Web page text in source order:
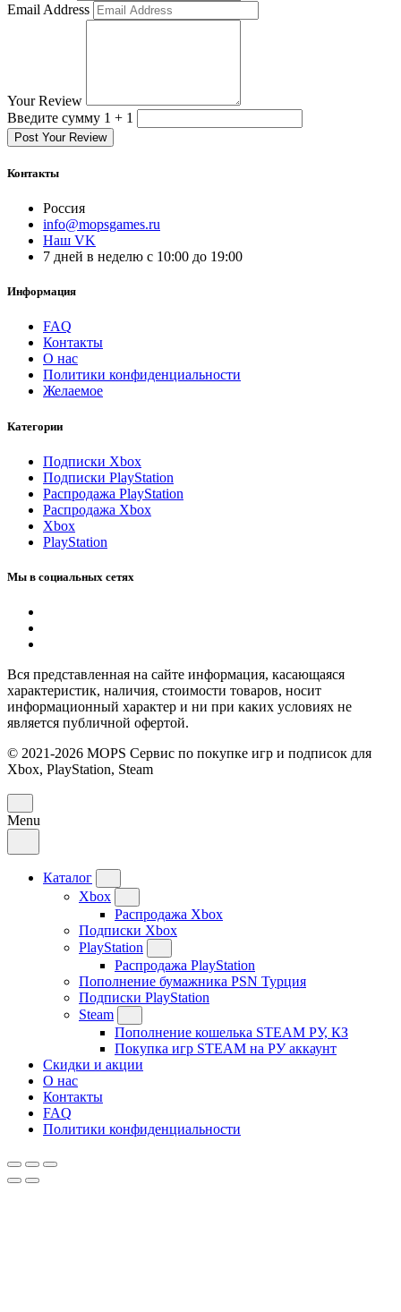
Email Address
Your Review
Введите сумму 1 + 1
Post Your Review
Контакты
Россия
info@mopsgames.ru
Наш VK
7 дней в неделю с 10:00 до 19:00
Информация
FAQ
Контакты
О нас
Политики конфиденциальности
Желаемое
Категории
Подписки Xbox
Подписки PlayStation
Распродажа PlayStation
Распродажа Xbox
Xbox
PlayStation
Мы в социальных сетях
Вся представленная на сайте информация, касающаяся
характеристик, наличия, стоимости товаров, носит
информационный характер и ни при каких условиях не
является публичной офертой.
© 2021-2026 MOPS Сервис по покупке игр и подписок для
Xbox, PlayStation, Steam
Menu
Каталог
Xbox
Распродажа Xbox
Подписки Xbox
PlayStation
Распродажа PlayStation
Пополнение бумажника PSN Турция
Подписки PlayStation
Steam
Пополнение кошелька STEAM РУ, КЗ
Покупка игр STEAM на РУ аккаунт
Скидки и акции
О нас
Контакты
FAQ
Политики конфиденциальности